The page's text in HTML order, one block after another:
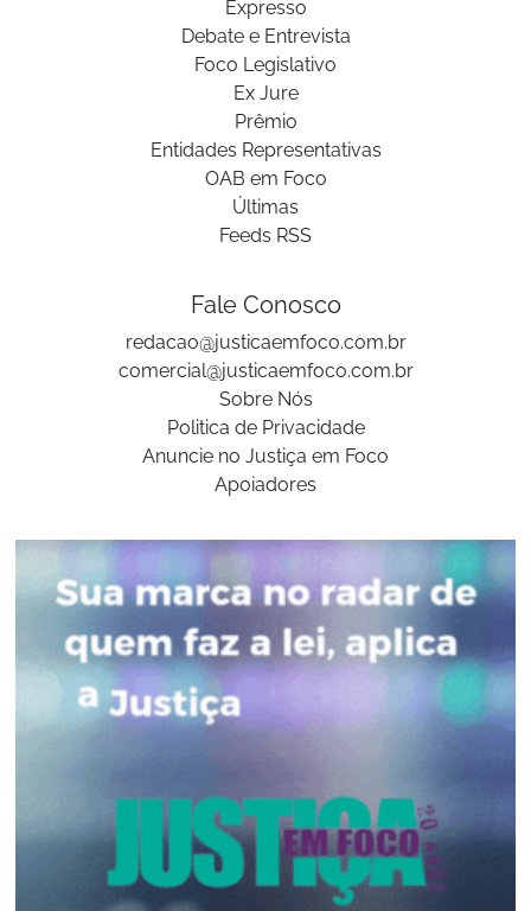
Expresso
Debate e Entrevista
Foco Legislativo
Ex Jure
Prêmio
Entidades Representativas
OAB em Foco
Últimas
Feeds RSS
Fale Conosco
redacao@justicaemfoco.com.br
comercial@justicaemfoco.com.br
Sobre Nós
Politica de Privacidade
Anuncie no Justiça em Foco
Apoiadores